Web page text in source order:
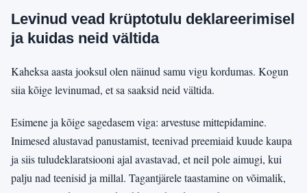
Levinud vead krüptotulu deklareerimisel
ja kuidas neid vältida
Kaheksa aasta jooksul olen näinud samu vigu kordumas. Kogun
siia kõige levinumad, et sa saaksid neid vältida.
Esimene ja kõige sagedasem viga: arvestuse mittepidamine.
Inimesed alustavad panustamist, teenivad preemiaid kuude kaupa
ja siis tuludeklaratsiooni ajal avastavad, et neil pole aimugi, kui
palju nad teenisid ja millal. Tagantjärele taastamine on võimalik,